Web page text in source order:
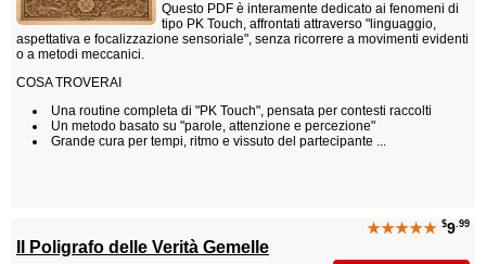
Questo PDF è interamente dedicato ai fenomeni di
tipo PK Touch, affrontati attraverso "linguaggio,
aspettativa e focalizzazione sensoriale", senza ricorrere a movimenti evidenti
o a metodi meccanici.
COSA TROVERAI
Una routine completa di "PK Touch", pensata per contesti raccolti
Un metodo basato su "parole, attenzione e percezione"
Grande cura per tempi, ritmo e vissuto del partecipante ...
★★★★★ $9.99
Il Poligrafo delle Verità Gemelle